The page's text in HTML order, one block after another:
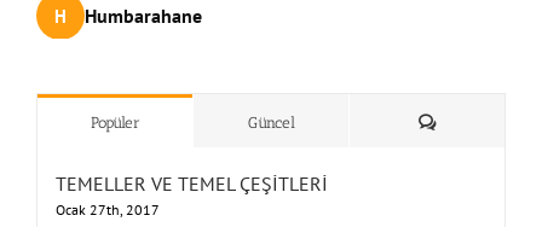
H Humbarahane
H Humbarahane
H Humbarahane
H Humbarahane
H Humbarahane
H Humbarahane
H Humbarahane
H Humbarahane
H Humbarahane
H Humbarahane
H Humbarahane
H Humbarahane
UNUTMA!
& ”Humbarahane”
H Humbarahane
H Humbarahane
H Humbarahane
H Humbarahane
Popüler Güncel Yorum
TEMELLER VE TEMEL ÇEŞİTLERİ
Ocak 27th, 2017